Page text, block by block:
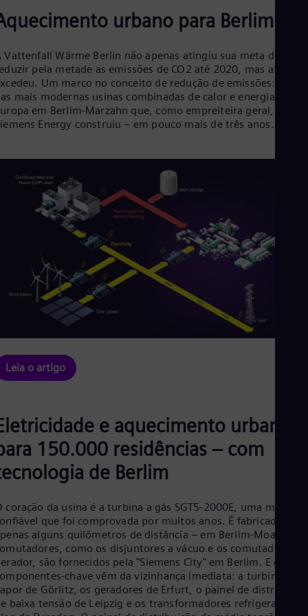
urbano para Berlim
Vattenfall Wärme Berlin não apenas atingiu sua meta de
pela metade as emissões de CO2 até 2020, mas até as
Um marco no conceito de redução de emissões: uma
mais modernas usinas combinadas de calor e energia da
em Berlim-Marzahn que, como empreiteira geral, a
Energy construiu – em pouco mais de três anos.
Leia o artigo
e aquecimento urbano
150.000 residências – com
de Berlim
coração da usina é a turbina a gás SGT5-2000E, uma máquina
que foi comprovada por muitos anos. É fabricado a
alguns quilômetros de distância – em Berlim-Moabit. Os
como os disjuntores a vácuo e os comutadores
são fornecidos pela "Siemens City" em Berlim. E outros
chave vêm da vizinhança imediata: a turbina a
de Görlitz, os geradores de Erfurt, o painel de
baixa tensão de Leipzig e os transformadores refrigerados a